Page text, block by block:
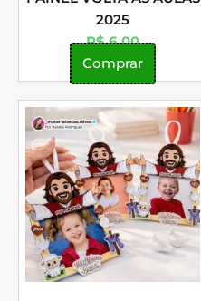
2025
R$6,00
Comprar